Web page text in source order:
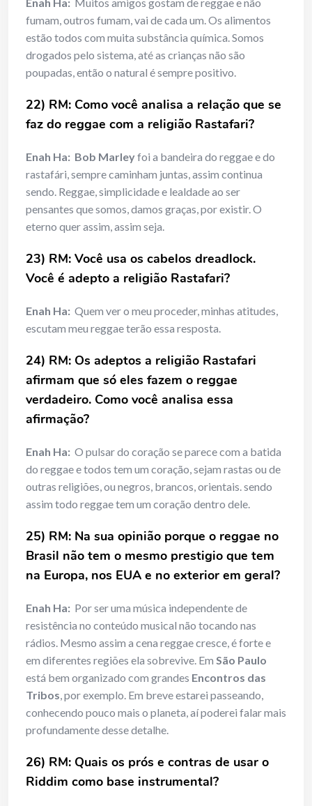
fumam, outros fumam, vai de cada um. Os alimentos
estão todos com muita substância química. Somos
drogados pelo sistema, até as crianças não são
poupadas, então o natural é sempre positivo.
22) RM: Como você analisa a relação que se
faz do reggae com a religião Rastafari?
Enah Ha: Bob Marleyfoi a bandeira do reggae e do
rastafári, sempre caminham juntas, assim continua
sendo. Reggae, simplicidade e lealdade ao ser
pensantes que somos, damos graças, por existir. O
eterno quer assim, assim seja.
23) RM: Você usa os cabelos dreadlock.
Você é adepto a religião Rastafari?
Enah Ha: Quem ver o meu proceder, minhas atitudes,
escutam meu reggae terão essa resposta.
24) RM: Os adeptos a religião Rastafari
afirmam que só eles fazem o reggae
verdadeiro. Como você analisa essa
afirmação?
Enah Ha: O pulsar do coração se parece com a batida
do reggae e todos tem um coração, sejam rastas ou de
outras religiões, ou negros, brancos, orientais. sendo
assim todo reggae tem um coração dentro dele.
25) RM: Na sua opinião porque o reggae no
Brasil não tem o mesmo prestigio que tem
na Europa, nos EUA e no exterior em geral?
Enah Ha: Por ser uma música independente de
resistência no conteúdo musical não tocando nas
rádios. Mesmo assim a cena reggae cresce, é forte e
em diferentes regiões ela sobrevive. Em São Paulo
está bem organizado com grandes Encontros das
Tribos, por exemplo. Em breve estarei passeando,
conhecendo pouco mais o planeta, aí poderei falar mais
profundamente desse detalhe.
26) RM: Quais os prós e contras de usar o
Riddim como base instrumental?